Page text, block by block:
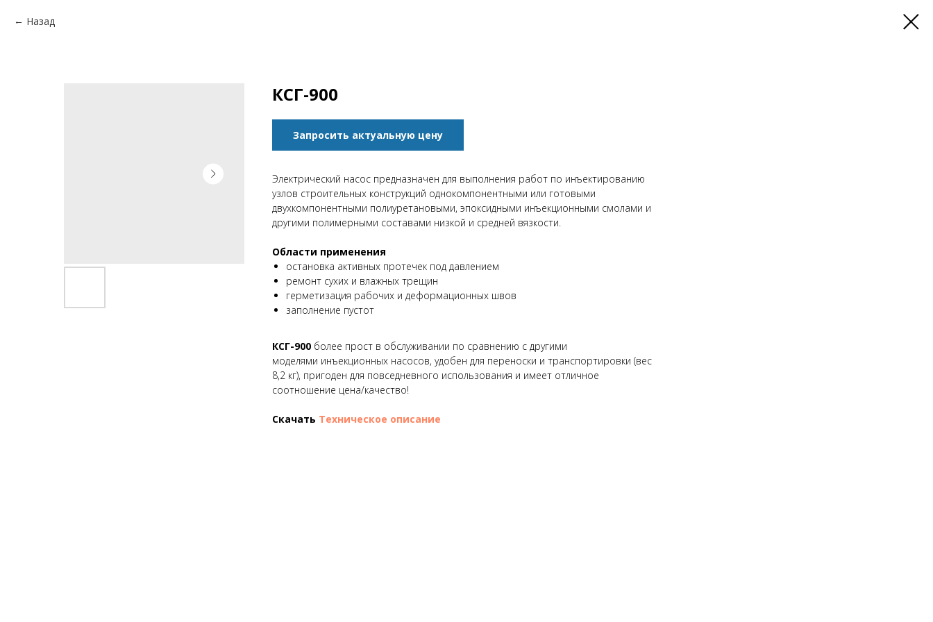
Назад
КСГ-900
Запросить актуальную цену
Электрический насос предназначен для выполнения работ по инъектированию
узлов строительных конструкций однокомпонентными или готовыми
двухкомпонентными полиуретановыми, эпоксидными инъекционными смолами и
другими полимерными составами низкой и средней вязкости.
Области применения
остановка активных протечек под давлением
ремонт сухих и влажных трещин
герметизация рабочих и деформационных швов
заполнение пустот
КСГ-900 более прост в обслуживании по сравнению с другими
моделями инъекционных насосов, удобен для переноски и транспортировки (вес
8,2 кг), пригоден для повседневного использования и имеет отличное
соотношение цена/качество!
Скачать Техническое описание